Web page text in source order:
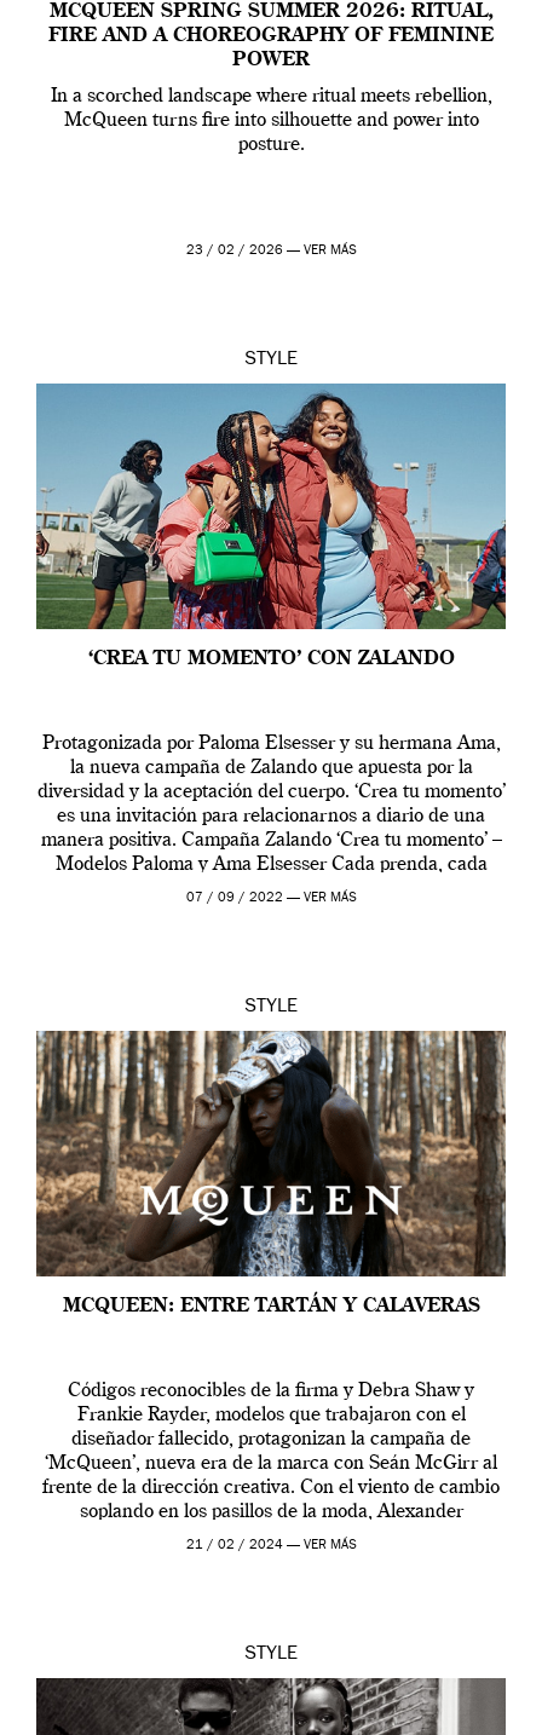
MCQUEEN SPRING SUMMER 2026: RITUAL,
FIRE AND A CHOREOGRAPHY OF FEMININE
POWER
In a scorched landscape where ritual meets rebellion,
McQueen turns fire into silhouette and power into
posture.
23 / 02 / 2026 — VER MÁS
STYLE
‘CREA TU MOMENTO’ CON ZALANDO
Protagonizada por Paloma Elsesser y su hermana Ama,
la nueva campaña de Zalando que apuesta por la
diversidad y la aceptación del cuerpo. ‘Crea tu momento’
es una invitación para relacionarnos a diario de una
manera positiva. Campaña Zalando ‘Crea tu momento’ –
Modelos Paloma y Ama Elsesser Cada prenda, cada
outfit, cada momento, caracteriza […]
07 / 09 / 2022 — VER MÁS
STYLE
MCQUEEN: ENTRE TARTÁN Y CALAVERAS
Códigos reconocibles de la firma y Debra Shaw y
Frankie Rayder, modelos que trabajaron con el
diseñador fallecido, protagonizan la campaña de
‘McQueen’, nueva era de la marca con Seán McGirr al
frente de la dirección creativa. Con el viento de cambio
soplando en los pasillos de la moda, Alexander
McQueen se prepara para una […]
21 / 02 / 2024 — VER MÁS
STYLE